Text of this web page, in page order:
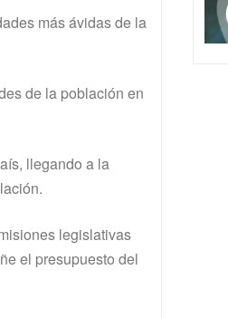
más ávidas de la
de la población en
llegando a la
legislativas
el presupuesto del